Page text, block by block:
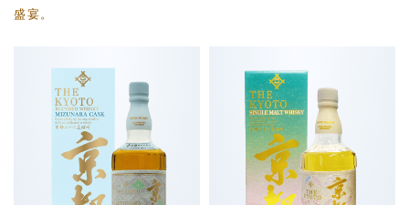
盛宴。